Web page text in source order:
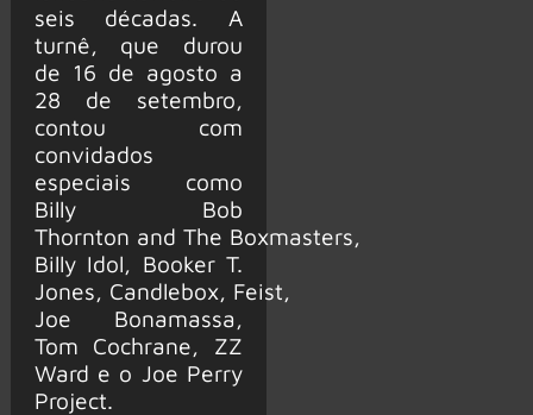
seis décadas. A
turnê, que durou
de 16 de agosto a
28 de setembro,
contou com
convidados
especiais como
Billy Bob
Thornton and The Boxmasters,
Billy Idol, Booker T.
Jones, Candlebox, Feist,
Joe Bonamassa,
Tom Cochrane, ZZ
Ward e o Joe Perry
Project.